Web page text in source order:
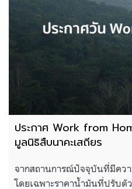
ประกาศ Work from
มูลนิธิสืบนาคะเสถียร
จากสถานการณ์ปัจจุบันที่มีคว
โดยเฉพาะราคาน้ำมันที่ปรับตั